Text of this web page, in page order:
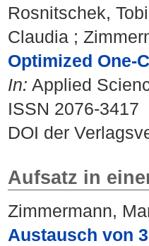
Rosnitschek,
Claudia ;
Optimized One-
In: Applied
ISSN 2076-3417
DOI der
Aufsatz in
Zimmermann,
Austausch von